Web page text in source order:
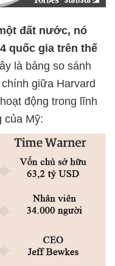
đất nước, nó
quốc gia trên thế
là bảng so sánh
giữa Harvard
động trong lĩnh
của Mỹ: